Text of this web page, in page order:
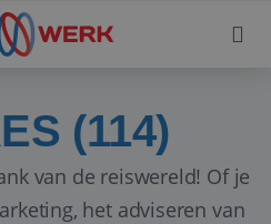
(114)
van de reiswereld! Of je
het adviseren van